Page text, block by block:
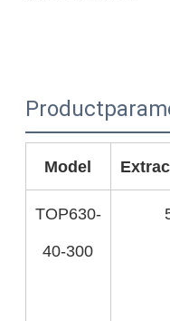
Model
TOP630-
40-300